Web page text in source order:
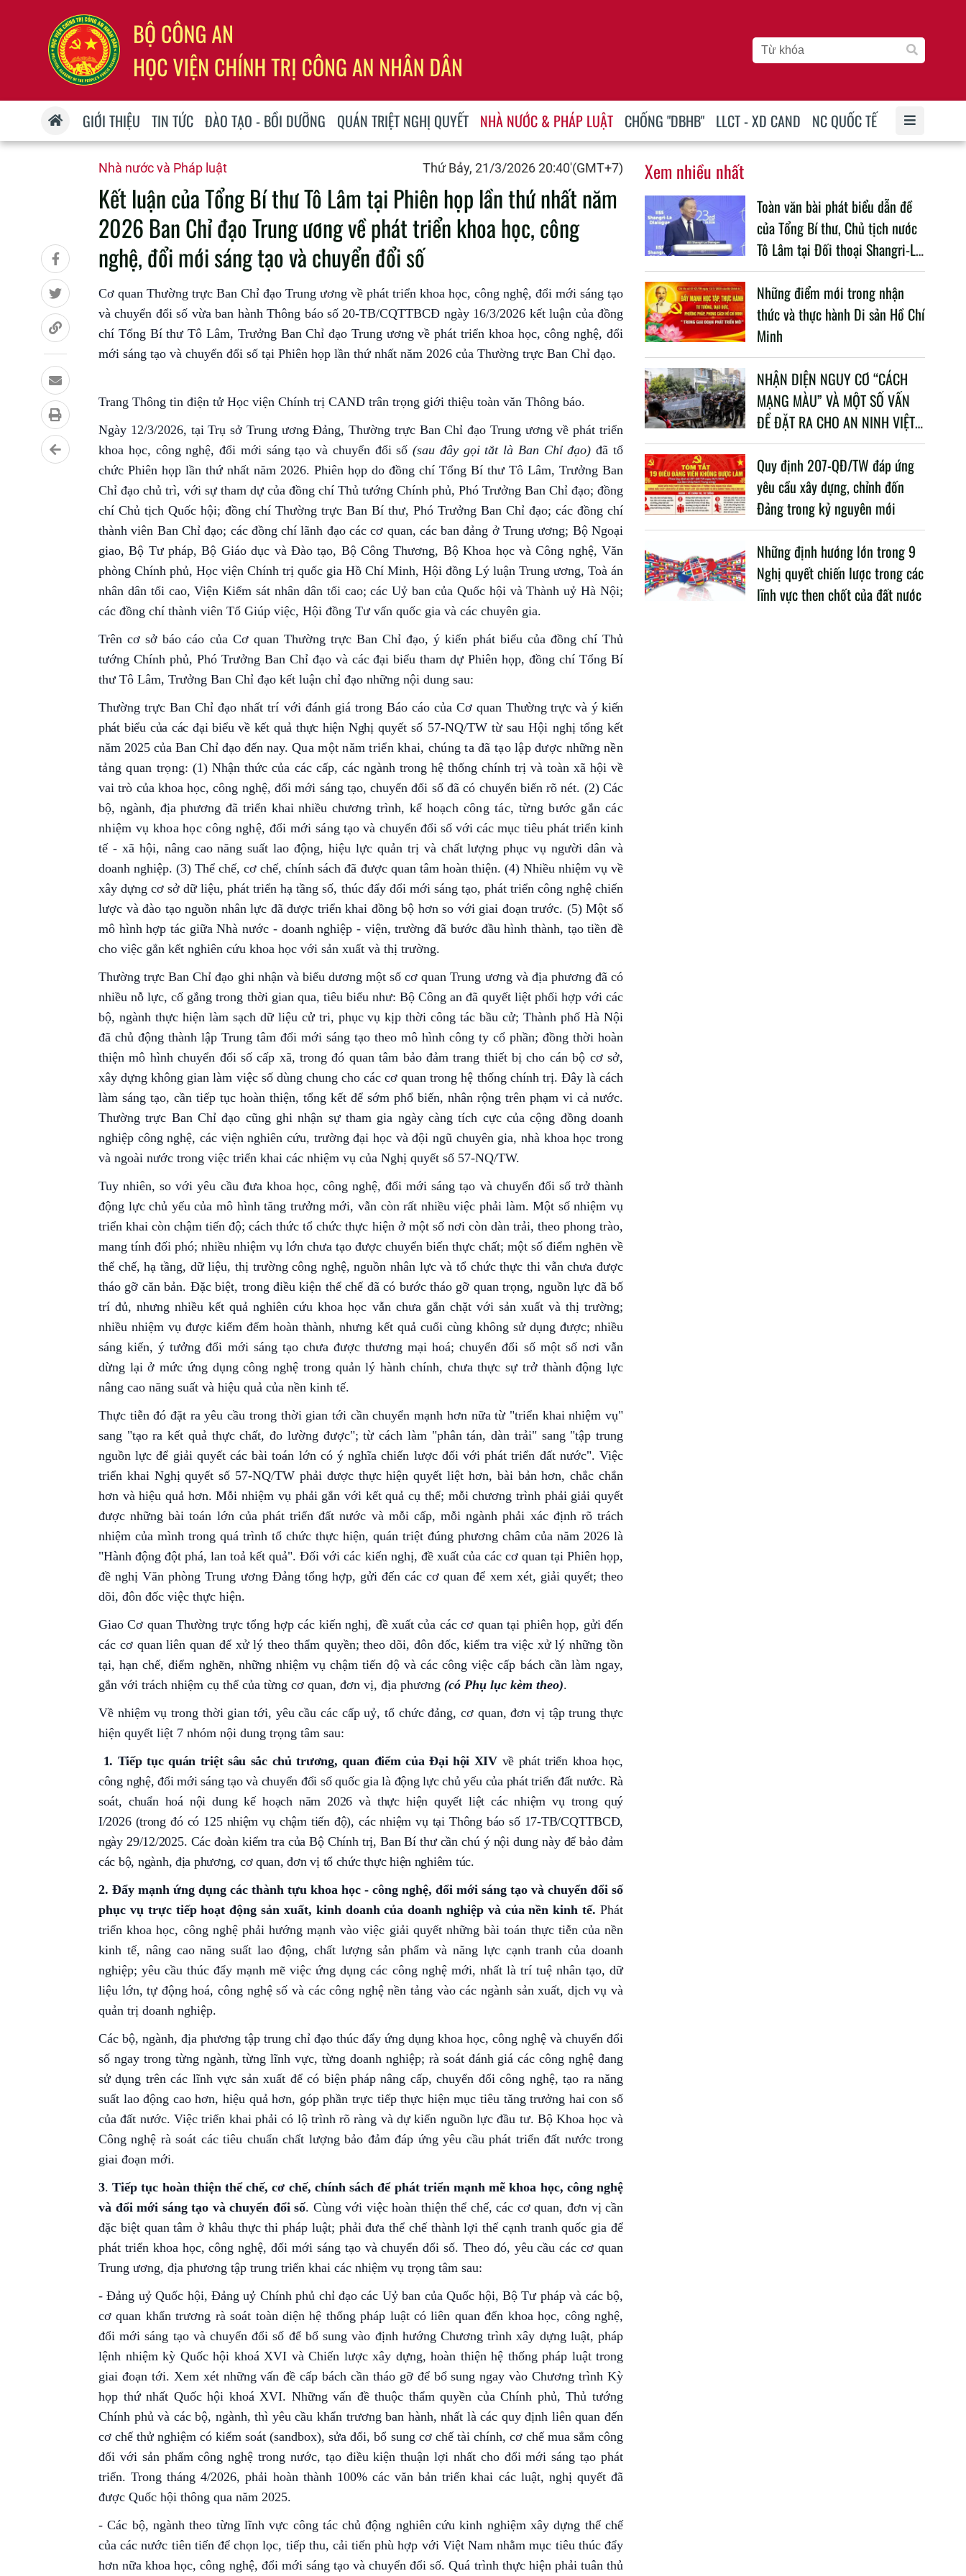
GIỚI THIỆU TIN TỨC ĐÀO TẠO - BỒI DƯỠNG QUÁN TRIỆT NGHỊ QUYẾT NHÀ NƯỚC & PHÁP LUẬT CHỐNG "DBHB" LLCT - XD CAND NC QUỐC TẾ
Nhà nước và Pháp luật Thứ Bảy, 21/3/2026 20:40'(GMT+7)
Kết luận của Tổng Bí thư Tô Lâm tại Phiên họp lần thứ nhất năm
2026 Ban Chỉ đạo Trung ương về phát triển khoa học, công
nghệ, đổi mới sáng tạo và chuyển đổi số
Cơ quan Thường trực Ban Chỉ đạo Trung ương về phát triển khoa học, công nghệ, đổi mới sáng tạo
và chuyển đổi số vừa ban hành Thông báo số 20-TB/CQTTBCĐ ngày 16/3/2026 kết luận của đồng
chí Tổng Bí thư Tô Lâm, Trưởng Ban Chỉ đạo Trung ương về phát triển khoa học, công nghệ, đổi
mới sáng tạo và chuyển đổi số tại Phiên họp lần thứ nhất năm 2026 của Thường trực Ban Chỉ đạo.
Trang Thông tin điện tử Học viện Chính trị CAND trân trọng giới thiệu toàn văn Thông báo.
Ngày 12/3/2026, tại Trụ sở Trung ương Đảng, Thường trực Ban Chỉ đạo Trung ương về phát triển
khoa học, công nghệ, đổi mới sáng tạo và chuyển đổi số(sau đây gọi tắt là Ban Chỉ đạo) đã tổ
chức Phiên họp lần thứ nhất năm 2026. Phiên họp do đồng chí Tổng Bí thư Tô Lâm, Trưởng Ban
Chỉ đạo chủ trì, với sự tham dự của đồng chí Thủ tướng Chính phủ, Phó Trưởng Ban Chỉ đạo; đồng
chí Chủ tịch Quốc hội; đồng chí Thường trực Ban Bí thư, Phó Trưởng Ban Chỉ đạo; các đồng chí
thành viên Ban Chỉ đạo; các đồng chí lãnh đạo các cơ quan, các ban đảng ở Trung ương; Bộ Ngoại
giao, Bộ Tư pháp, Bộ Giáo dục và Đào tạo, Bộ Công Thương, Bộ Khoa học và Công nghệ, Văn
phòng Chính phủ, Học viện Chính trị quốc gia Hồ Chí Minh, Hội đồng Lý luận Trung ương, Toà án
nhân dân tối cao, Viện Kiểm sát nhân dân tối cao; các Uỷ ban của Quốc hội và Thành uỷ Hà Nội;
các đồng chí thành viên Tổ Giúp việc, Hội đồng Tư vấn quốc gia và các chuyên gia.
Trên cơ sở báo cáo của Cơ quan Thường trực Ban Chỉ đạo, ý kiến phát biểu của đồng chí Thủ
tướng Chính phủ, Phó Trưởng Ban Chỉ đạo và các đại biểu tham dự Phiên họp, đồng chí Tổng Bí
thư Tô Lâm, Trưởng Ban Chỉ đạo kết luận chỉ đạo những nội dung sau:
Thường trực Ban Chỉ đạo nhất trí với đánh giá trong Báo cáo của Cơ quanThường trực và ý kiến
phát biểu của các đại biểu về kết quả thực hiện Nghịquyết số 57-NQ/TW từ sau Hội nghị tổng kết
năm 2025 của Ban Chỉ đạo đến nay.Qua một năm triển khai, chúng ta đã tạo lập được những nền
tảng quan trọng: (1) Nhận thức của các cấp, các ngành trong hệ thống chính trị và toàn xã hội về
vai trò của khoa học, công nghệ, đổi mới sáng tạo, chuyển đổi số đã có chuyển biến rõ nét. (2) Các
bộ, ngành, địa phương đã triển khai nhiều chương trình, kế hoạch công tác, từng bước gắn các
nhiệm vụ khoa học công nghệ, đổi mới sáng tạo và chuyển đổi số với các mục tiêu phát triển kinh
tế - xã hội, nâng cao năng suất lao động, hiệu lực quản trị và chất lượng phục vụ người dân và
doanh nghiệp. (3) Thể chế, cơ chế, chính sách đã được quan tâm hoàn thiện. (4) Nhiều nhiệm vụ về
xây dựng cơ sở dữ liệu, phát triển hạ tầng số, thúc đẩy đổi mới sáng tạo, phát triển công nghệ chiến
lược và đào tạo nguồn nhân lực đã được triển khai đồng bộ hơn so với giai đoạn trước. (5) Một số
mô hình hợp tác giữa Nhà nước - doanh nghiệp - viện, trường đã bước đầu hình thành, tạo tiền đề
cho việc gắn kết nghiên cứu khoa học với sản xuất và thị trường.
Thường trực Ban Chỉ đạo ghi nhận và biểu dương một số cơ quan Trung ương và địa phương đã có
nhiều nỗ lực, cố gắng trong thời gian qua, tiêu biểu như: Bộ Công an đã quyết liệt phối hợp với các
bộ, ngành thực hiện làm sạch dữ liệu cử tri, phục vụ kịp thời công tác bầu cử; Thành phố Hà Nội
đã chủ động thành lập Trung tâm đổi mới sáng tạo theo mô hình công ty cổ phần; đồng thời hoàn
thiện mô hình chuyển đổi số cấp xã, trong đó quan tâm bảo đảm trang thiết bị cho cán bộ cơ sở,
xây dựng không gian làm việc số dùng chung cho các cơ quan trong hệ thống chính trị. Đây là cách
làm sáng tạo, cần tiếp tục hoàn thiện, tổng kết để sớm phổ biến, nhân rộng trên phạm vi cả nước.
Thường trực Ban Chỉ đạo cũng ghi nhận sự tham gia ngày càng tích cực của cộng đồng doanh
nghiệp công nghệ, các viện nghiên cứu, trường đại học và đội ngũ chuyên gia, nhà khoa học trong
và ngoài nước trong việc triển khai các nhiệm vụ của Nghị quyết số 57-NQ/TW.
Tuy nhiên, so với yêu cầu đưa khoa học, công nghệ, đổi mới sáng tạo và chuyển đổi số trở thành
động lực chủ yếu của mô hình tăng trưởng mới, vẫn còn rất nhiều việc phải làm. Một số nhiệm vụ
triển khai còn chậm tiến độ; cách thức tổ chức thực hiện ở một số nơi còn dàn trải, theo phong trào,
mang tính đối phó; nhiều nhiệm vụ lớn chưa tạo được chuyển biến thực chất; một số điểm nghẽn về
thể chế, hạ tầng, dữ liệu, thị trường công nghệ, nguồn nhân lực và tổ chức thực thi vẫn chưa được
tháo gỡ căn bản. Đặc biệt, trong điều kiện thể chế đã có bước tháo gỡ quan trọng, nguồn lực đã bố
trí đủ, nhưng nhiều kết quả nghiên cứu khoa học vẫn chưa gắn chặt với sản xuất và thị trường;
nhiều nhiệm vụ được kiểm đếm hoàn thành, nhưng kết quả cuối cùng không sử dụng được; nhiều
sáng kiến, ý tưởng đổi mới sáng tạo chưa được thương mại hoá; chuyển đổi số một số nơi vẫn
dừng lại ở mức ứng dụng công nghệ trong quản lý hành chính, chưa thực sự trở thành động lực
nâng cao năng suất và hiệu quả của nền kinh tế.
Thực tiễn đó đặt ra yêu cầu trong thời gian tới cần chuyển mạnh hơn nữa từ "triển khai nhiệm vụ"
sang "tạo ra kết quả thực chất, đo lường được"; từ cách làm "phân tán, dàn trải" sang "tập trung
nguồn lực để giải quyết các bài toán lớn có ý nghĩa chiến lược đối với phát triển đất nước". Việc
triển khai Nghị quyết số 57-NQ/TW phải được thực hiện quyết liệt hơn, bài bản hơn, chắc chắn
hơn và hiệu quả hơn. Mỗi nhiệm vụ phải gắn với kết quả cụ thể; mỗi chương trình phải giải quyết
được những bài toán lớn của phát triển đất nước và mỗi cấp, mỗi ngành phải xác định rõ trách
nhiệm của mình trong quá trình tổ chức thực hiện, quán triệt đúng phương châm của năm 2026 là
"Hành động đột phá, lan toả kết quả". Đối với các kiến nghị, đề xuất của các cơ quan tại Phiên họp,
đề nghị Văn phòng Trung ương Đảng tổng hợp, gửi đến các cơ quan để xem xét, giải quyết; theo
dõi, đôn đốc việc thực hiện.
Giao Cơ quan Thường trực tổng hợp các kiến nghị, đề xuất của các cơ quan tại phiên họp, gửi đến
các cơ quan liên quan để xử lý theo thẩm quyền; theo dõi, đôn đốc, kiểm tra việc xử lý những tồn
tại, hạn chế, điểm nghẽn, những nhiệm vụ chậm tiến độ và các công việc cấp bách cần làm ngay,
gắn với trách nhiệm cụ thể của từng cơ quan, đơn vị, địa phương (có Phụ lục kèm theo).
Về nhiệm vụ trong thời gian tới, yêu cầu các cấp uỷ, tổ chức đảng, cơ quan, đơn vị tập trung thực
hiện quyết liệt 7 nhóm nội dung trọng tâm sau:
1. Tiếp tục quán triệt sâu sắc chủ trương, quan điểm của Đại hội XIV về phát triển khoa học,
công nghệ, đổi mới sáng tạo và chuyển đổi số quốc gialà động lực chủ yếu của phát triển đất nước. Rà
soát, chuẩn hoá nội dung kế hoạch năm 2026 và thực hiện quyết liệt các nhiệm vụ trong quý
I/2026 (trong đó có 125 nhiệm vụ chậm tiến độ), các nhiệm vụ tại Thông báo số 17-TB/CQTTBCĐ,
ngày 29/12/2025. Các đoàn kiểm tra của Bộ Chính trị, Ban Bí thư cần chú ý nội dung này để bảo đảm
các bộ, ngành, địa phương, cơ quan, đơn vị tổ chức thực hiện nghiêm túc.
2. Đẩy mạnh ứng dụng các thành tựu khoa học - công nghệ, đổi mới sáng tạo và chuyển đổi số
phục vụ trực tiếp hoạt động sản xuất, kinh doanh của doanh nghiệp và của nền kinh tế. Phát
triển khoa học, công nghệ phải hướng mạnh vào việc giải quyết những bài toán thực tiễn của nền
kinh tế, nâng cao năng suất lao động, chất lượng sản phẩm và năng lực cạnh tranh của doanh
nghiệp; yêu cầu thúc đẩy mạnh mẽ việc ứng dụng các công nghệ mới, nhất là trí tuệ nhân tạo, dữ
liệu lớn, tự động hoá, công nghệ số và các công nghệ nền tảng vào các ngành sản xuất, dịch vụ và
quản trị doanh nghiệp.
Các bộ, ngành, địa phương tập trung chỉ đạo thúc đẩy ứng dụng khoa học, công nghệ và chuyển đổi
số ngay trong từng ngành, từng lĩnh vực, từng doanh nghiệp; rà soát đánh giá các công nghệ đang
sử dụng trên các lĩnh vực sản xuất để có biện pháp nâng cấp, chuyển đổi công nghệ, tạo ra năng
suất lao động cao hơn, hiệu quả hơn, góp phần trực tiếp thực hiện mục tiêu tăng trưởng hai con số
của đất nước. Việc triển khai phải có lộ trình rõ ràng và dự kiến nguồn lực đầu tư. Bộ Khoa học và
Công nghệ rà soát các tiêu chuẩn chất lượng bảo đảm đáp ứng yêu cầu phát triển đất nước trong
giai đoạn mới.
3.Tiếp tục hoàn thiện thể chế, cơ chế, chính sách để phát triển mạnh mẽ khoa học, công nghệ
và đổi mới sáng tạo và chuyển đổi số. Cùng với việc hoàn thiện thể chế, các cơ quan, đơn vị cần
đặc biệt quan tâm ở khâu thực thi pháp luật; phải đưa thể chế thành lợi thế cạnh tranh quốc gia để
phát triển khoa học, công nghệ, đổi mới sáng tạo và chuyển đổi số. Theo đó, yêu cầu các cơ quan
Trung ương, địa phương tập trung triển khai các nhiệm vụ trọng tâm sau:
- Đảng uỷ Quốc hội, Đảng uỷ Chính phủ chỉ đạo các Uỷ ban của Quốc hội, Bộ Tư pháp và các bộ,
cơ quan khẩn trương rà soát toàn diện hệ thống pháp luật có liên quan đến khoa học, công nghệ,
đổi mới sáng tạo và chuyển đổi số để bổ sung vào định hướng Chương trình xây dựng luật, pháp
lệnh nhiệm kỳ Quốc hội khoá XVI và Chiến lược xây dựng, hoàn thiện hệ thống pháp luật trong
giai đoạn tới. Xem xét những vấn đề cấp bách cần tháo gỡ để bổ sung ngay vào Chương trình Kỳ
họp thứ nhất Quốc hội khoá XVI. Những vấn đề thuộc thẩm quyền của Chính phủ, Thủ tướng
Chính phủ và các bộ, ngành, thì yêu cầu khẩn trương ban hành, nhất là các quy định liên quan đến
cơ chế thử nghiệm có kiểm soát (sandbox), sửa đổi, bổ sung cơ chế tài chính, cơ chế mua sắm công
đối với sản phẩm công nghệ trong nước, tạo điều kiện thuận lợi nhất cho đổi mới sáng tạo phát
triển. Trong tháng 4/2026, phải hoàn thành 100% các văn bản triển khai các luật, nghị quyết đã
được Quốc hội thông qua năm 2025.
- Các bộ, ngành theo từng lĩnh vực công tác chủ động nghiên cứu kinh nghiệm xây dựng thể chế
của các nước tiên tiến để chọn lọc, tiếp thu, cải tiến phù hợp với Việt Nam nhằm mục tiêu thúc đẩy
hơn nữa khoa học, công nghệ, đổi mới sáng tạo và chuyển đổi số. Quá trình thực hiện phải tuân thủ
Xem nhiều nhất
Toàn văn bài phát biểu dẫn đề
của Tổng Bí thư, Chủ tịch nước
Tô Lâm tại Đối thoại Shangri-La
lần thứ 23
Những điểm mới trong nhận
thức và thực hành Di sản Hồ Chí
Minh
NHẬN DIỆN NGUY CƠ “CÁCH
MẠNG MÀU” VÀ MỘT SỐ VẤN
ĐỀ ĐẶT RA CHO AN NINH VIỆT
NAM TRONG BỐI CẢNH HIỆN
NAY
Quy định 207-QĐ/TW đáp ứng
yêu cầu xây dựng, chỉnh đốn
Đảng trong kỷ nguyên mới
Những định hướng lớn trong 9
Nghị quyết chiến lược trong các
lĩnh vực then chốt của đất nước